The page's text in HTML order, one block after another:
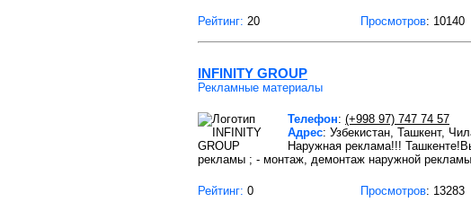
Рейтинг: 20 Просмотров: 10140
INFINITY GROUP
Рекламные материалы
Телефон: (+998 97) 747 74 57
Адрес: Узбекистан, Ташкент,
Наружная реклама!!!
рекламы ; - монтаж, демонтаж наружной рекламы
Рейтинг: 0 Просмотров: 13283